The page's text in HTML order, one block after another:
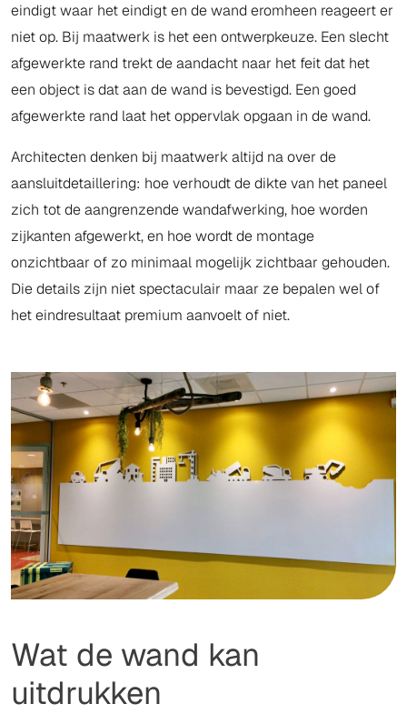
eindigt waar het eindigt en de wand eromheen reageert er
niet op. Bij maatwerk is het een ontwerpkeuze. Een slecht
afgewerkte rand trekt de aandacht naar het feit dat het
een object is dat aan de wand is bevestigd. Een goed
afgewerkte rand laat het oppervlak opgaan in de wand.
Architecten denken bij maatwerk altijd na over de
aansluitdetaillering: hoe verhoudt de dikte van het paneel
zich tot de aangrenzende wandafwerking, hoe worden
zijkanten afgewerkt, en hoe wordt de montage
onzichtbaar of zo minimaal mogelijk zichtbaar gehouden.
Die details zijn niet spectaculair maar ze bepalen wel of
het eindresultaat premium aanvoelt of niet.
Wat de wand kan
uitdrukken